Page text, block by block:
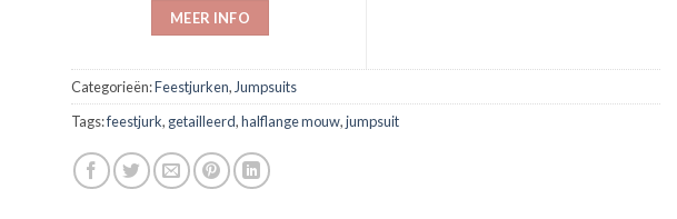
MEER INFO
Categorieën:Feestjurken, Jumpsuits
Tags:feestjurk, getailleerd,halflange mouw,jumpsuit